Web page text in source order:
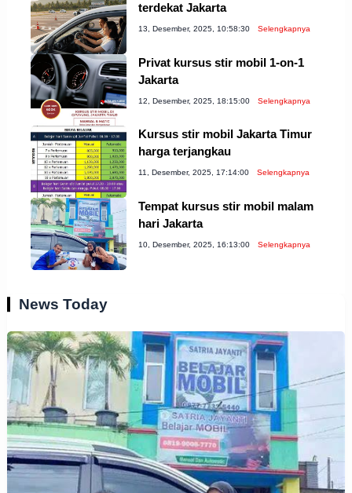
terdekat Jakarta
13, Desember, 2025, 10:58:30 Selengkapnya
Privat kursus stir mobil 1-on-1
Jakarta
12, Desember, 2025, 18:15:00 Selengkapnya
Kursus stir mobil Jakarta Timur
harga terjangkau
11, Desember, 2025, 17:14:00 Selengkapnya
Tempat kursus stir mobil malam
hari Jakarta
10, Desember, 2025, 16:13:00 Selengkapnya
News Today